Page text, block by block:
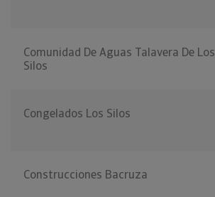
Comunidad De Aguas Talavera De Los
Silos
Congelados Los Silos
Construcciones Bacruza